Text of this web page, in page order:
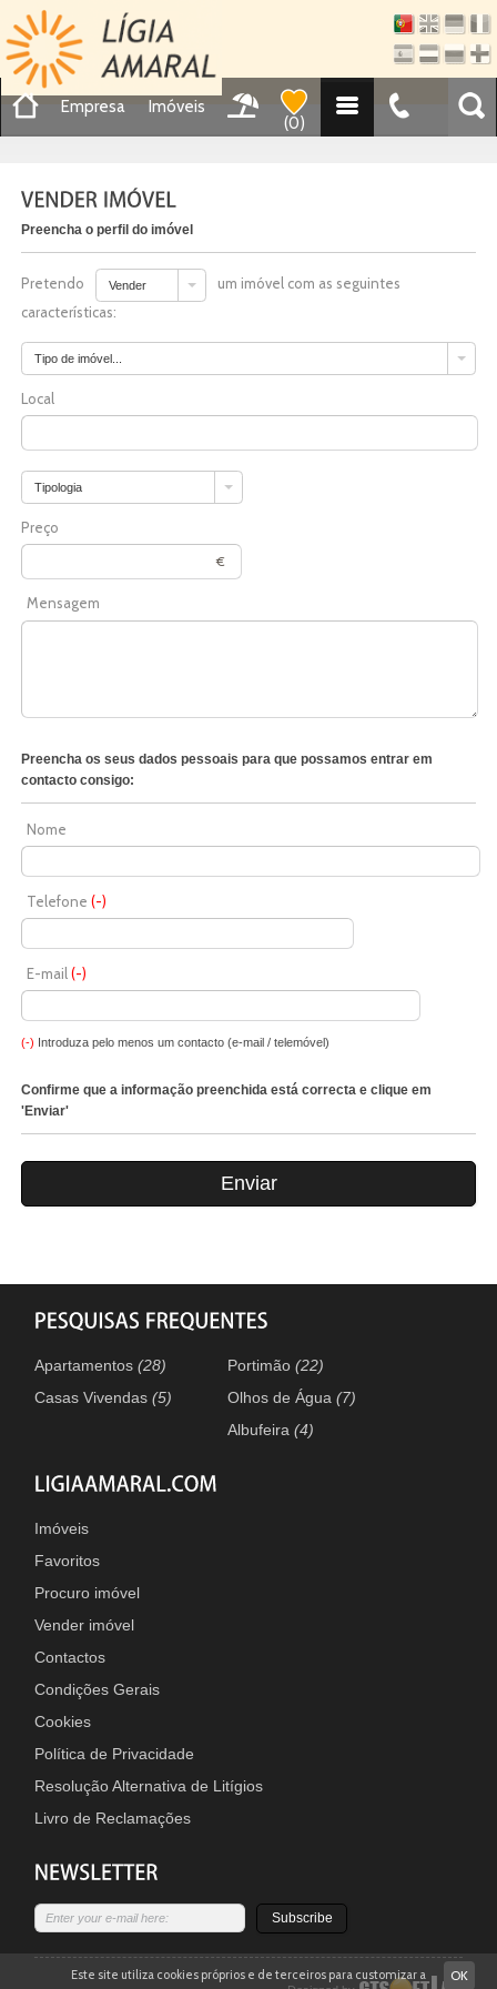
Empresa
Imóveis
(0)
Preencha o perfil do imóvel
Pretendo Vender
um imóvel com as seguintes
características:
Tipo de imóvel...
Local
Tipologia
Preço
€
Mensagem
Preencha os seus dados pessoais para que possamos entrar em
contacto consigo:
Nome
Telefone (-)
E-mail (-)
(-) Introduza pelo menos um contacto (e-mail / telemóvel)
Confirme que a informação preenchida está correcta e clique em
'Enviar'
Apartamentos(28)
Casas Vivendas(5)
Portimão(22)
Olhos de Água(7)
Albufeira(4)
Imóveis
Favoritos
Procuro imóvel
Vender imóvel
Contactos
Condições Gerais
Cookies
Política de Privacidade
Resolução Alternativa de Litígios
Livro de Reclamações
Subscribe
OK
Este site utiliza cookies próprios e de terceiros para customizar a